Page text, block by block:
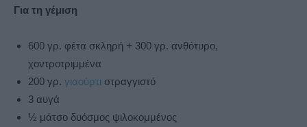
Για τη γέμιση
600 γρ. φέτα σκληρή + 300 γρ. ανθότυρο,
χοντροτριμμένα
200 γρ. γιαούρτι στραγγιστό
3 αυγά
½ μάτσο δυόσμος ψιλοκομμένος